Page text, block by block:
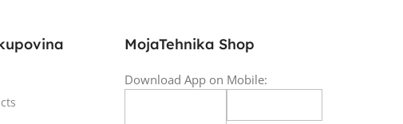
MojaTehnika Shop
Download App on Mobile: